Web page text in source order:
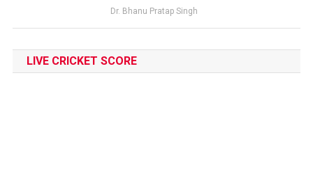
Dr. Bhanu Pratap Singh
LIVE CRICKET SCORE